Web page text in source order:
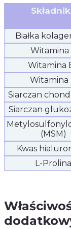
Białka
Witamina
Witamina
Witamina
Siarczan
Siarczan
(MSM)
Kwas
L-Prolina